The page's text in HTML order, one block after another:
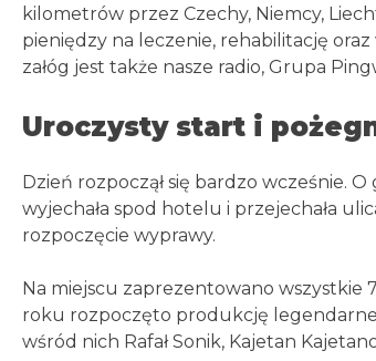
kilometrów przez Czechy, Niemcy,
pieniędzy na leczenie, rehabilitację
załóg jest także nasze radio, Grupa
Uroczysty start i
Dzień rozpoczął się bardzo wcześnie.
wyjechała spod hotelu i przejechała
rozpoczęcie wyprawy.
Na miejscu zaprezentowano wszystkie
roku rozpoczęto produkcję
wśród nich Rafał Sonik, Kajetan